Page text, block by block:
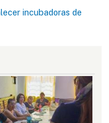
incubadoras de